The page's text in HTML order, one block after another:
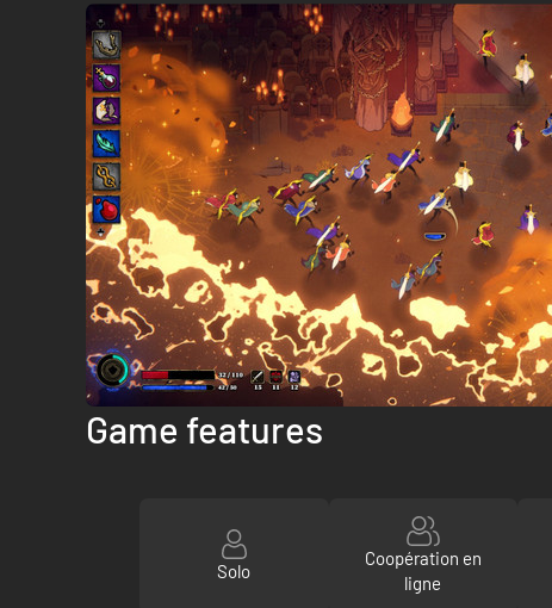
Game features
Solo
Coopération en
ligne